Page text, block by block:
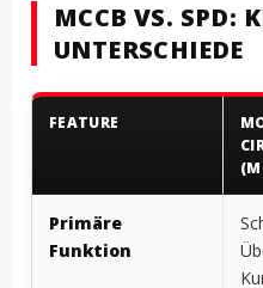
MCCB VS. SPD:
UNTERSCHIEDE
FEATURE
Primäre
Funktion